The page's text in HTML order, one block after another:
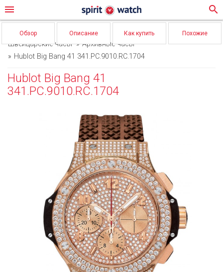
menu search
Обзор Описание Как купить Похожие
Швейцарские часы
Архивные часы
Hublot Big Bang 41 341.PC.9010.RC.1704
Hublot Big Bang 41
341.PC.9010.RC.1704